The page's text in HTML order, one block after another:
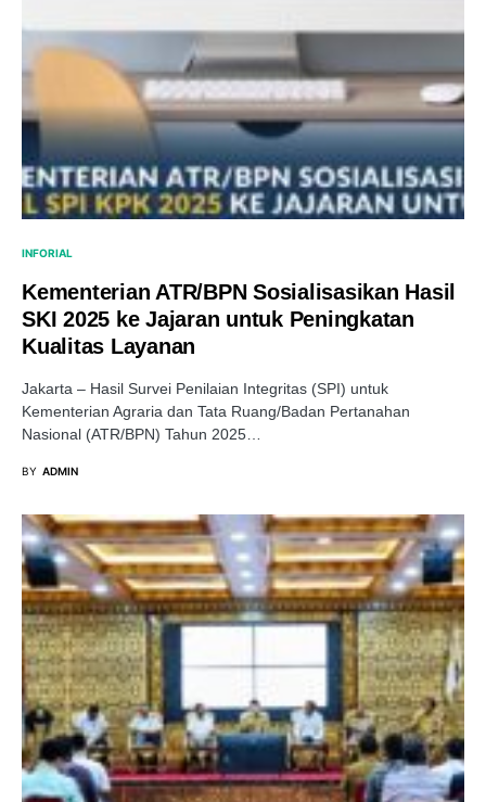
INFORIAL
Kementerian ATR/BPN Sosialisasikan Hasil
SKI 2025 ke Jajaran untuk Peningkatan
Kualitas Layanan
Jakarta – Hasil Survei Penilaian Integritas (SPI) untuk
Kementerian Agraria dan Tata Ruang/Badan Pertanahan
Nasional (ATR/BPN) Tahun 2025…
BY ADMIN